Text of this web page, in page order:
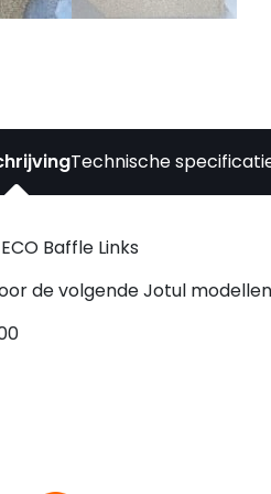
Technische
Baffle Links
de volgende Jotul